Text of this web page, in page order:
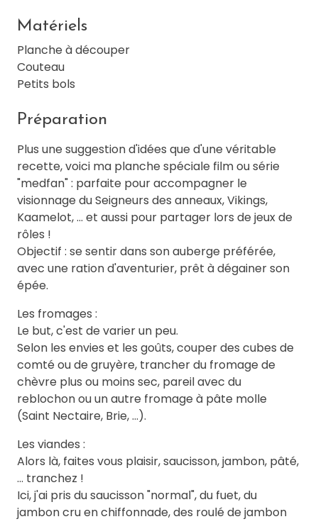
Matériels
Planche à découper
Couteau
Petits bols
Préparation
Plus une suggestion d'idées que d'une véritable
recette, voici ma planche spéciale film ou série
"medfan" : parfaite pour accompagner le
visionnage du Seigneurs des anneaux, Vikings,
Kaamelot, ... et aussi pour partager lors de jeux de
rôles !
Objectif : se sentir dans son auberge préférée,
avec une ration d'aventurier, prêt à dégainer son
épée.
Les fromages :
Le but, c'est de varier un peu.
Selon les envies et les goûts, couper des cubes de
comté ou de gruyère, trancher du fromage de
chèvre plus ou moins sec, pareil avec du
reblochon ou un autre fromage à pâte molle
(Saint Nectaire, Brie, ...).
Les viandes :
Alors là, faites vous plaisir, saucisson, jambon, pâté,
... tranchez !
Ici, j'ai pris du saucisson "normal", du fuet, du
jambon cru en chiffonnade, des roulé de jambon